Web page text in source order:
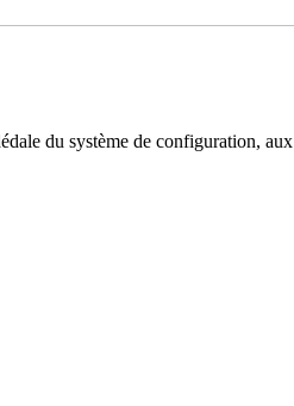
du système de configuration,